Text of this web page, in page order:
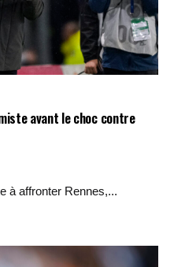
avant le choc contre
à affronter Rennes,...